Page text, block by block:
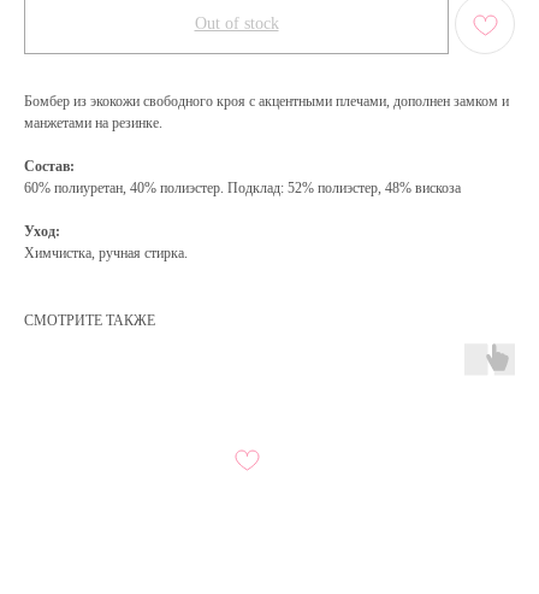
Out of stock
Бомбер из экокожи свободного кроя с акцентными плечами, дополнен замком и
манжетами на резинке.
Состав:
60% полиуретан, 40% полиэстер. Подклад: 52% полиэстер, 48% вискоза
Уход:
Химчистка, ручная стирка.
СМОТРИТЕ ТАКЖЕ